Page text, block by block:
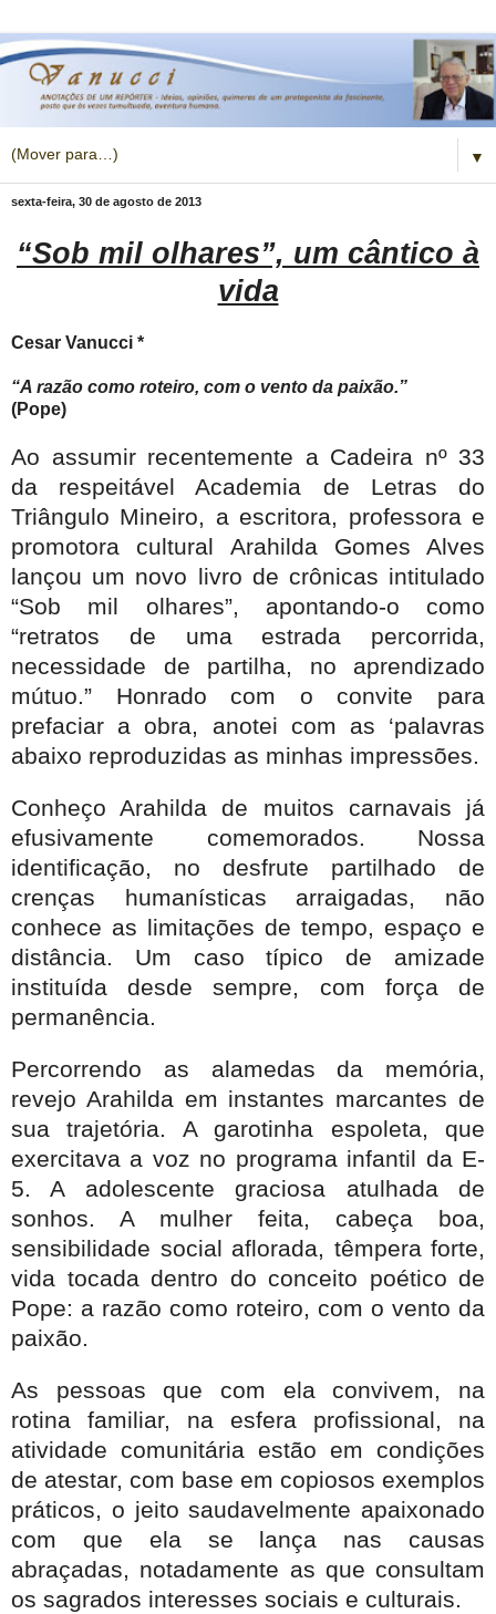
▼
sexta-feira, 30 de agosto de 2013
“Sob mil olhares”, um cântico à
vida
Cesar Vanucci *
“A razão como roteiro, com o vento da paixão.”
(Pope)
Ao assumir recentemente a Cadeira nº 33
da respeitável Academia de Letras do
Triângulo Mineiro, a escritora, professora e
promotora cultural Arahilda Gomes Alves
lançou um novo livro de crônicas intitulado
“Sob mil olhares”, apontando-o como
“retratos de uma estrada percorrida,
necessidade de partilha, no aprendizado
mútuo.” Honrado com o convite para
prefaciar a obra, anotei com as ‘palavras
abaixo reproduzidas as minhas impressões.
Conheço Arahilda de muitos carnavais já
efusivamente comemorados. Nossa
identificação, no desfrute partilhado de
crenças humanísticas arraigadas, não
conhece as limitações de tempo, espaço e
distância. Um caso típico de amizade
instituída desde sempre, com força de
permanência.
Percorrendo as alamedas da memória,
revejo Arahilda em instantes marcantes de
sua trajetória. A garotinha espoleta, que
exercitava a voz no programa infantil da E-
5. Aadolescente graciosa atulhada de
sonhos. A mulher feita, cabeça boa,
sensibilidade social aflorada, têmpera forte,
vida tocada dentro do conceito poético de
Pope: a razão como roteiro, com o vento da
paixão.
As pessoas que com ela convivem, na
rotina familiar, na esfera profissional, na
atividade comunitária estão em condições
de atestar, com base em copiosos exemplos
práticos, o jeito saudavelmente apaixonado
com que ela se lança nas causas
abraçadas, notadamente as que consultam
os sagrados interesses sociais e culturais.